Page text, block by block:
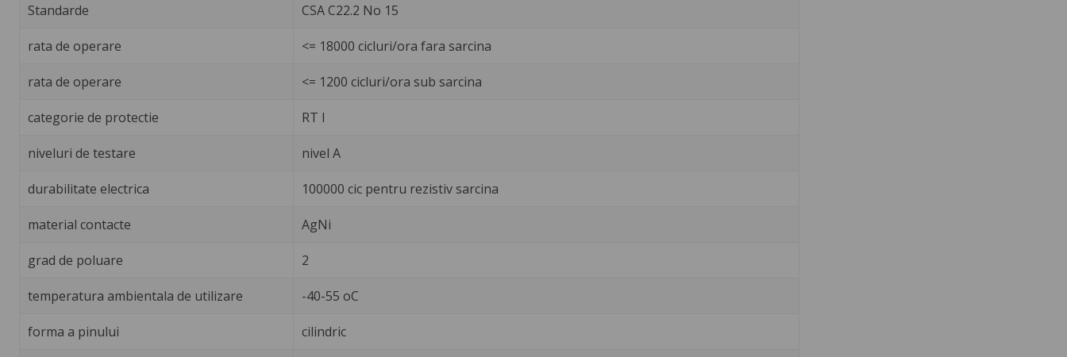
Standarde CSA C22.2 No 15
rata de operare <= 18000 cicluri/ora fara sarcina
rata de operare <= 1200 cicluri/ora sub sarcina
categorie de protectie RT I
niveluri de testare nivel A
durabilitate electrica 100000 cic pentru rezistiv sarcina
material contacte AgNi
grad de poluare 2
temperatura ambientala de utilizare -40-55 oC
forma a pinului cilindric